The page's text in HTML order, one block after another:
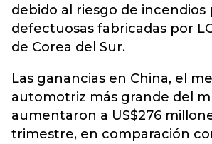
debido al riesgo de incendios
defectuosas fabricadas por
de Corea del Sur.
Las ganancias en China, el
automotriz más grande del
aumentaron a US$276
trimestre, en comparación